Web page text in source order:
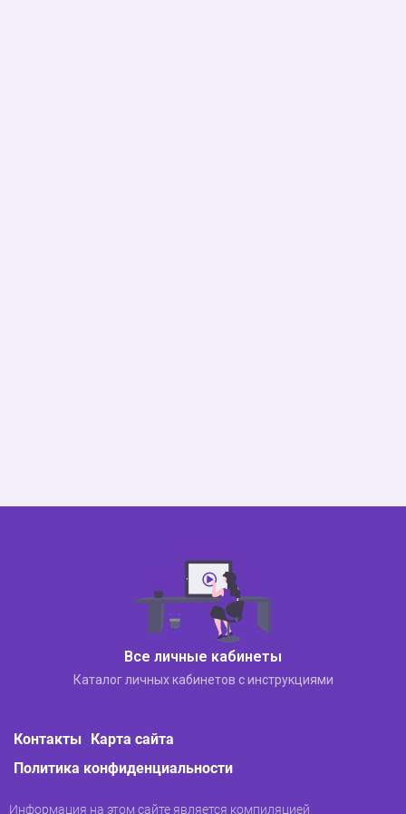
Все личные кабинеты
Каталог личных кабинетов с инструкциями
Контакты Карта сайта
Политика конфиденциальности
Информация на этом сайте является компиляцией